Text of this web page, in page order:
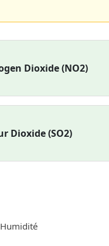
Dioxide (NO2)
Dioxide (SO2)